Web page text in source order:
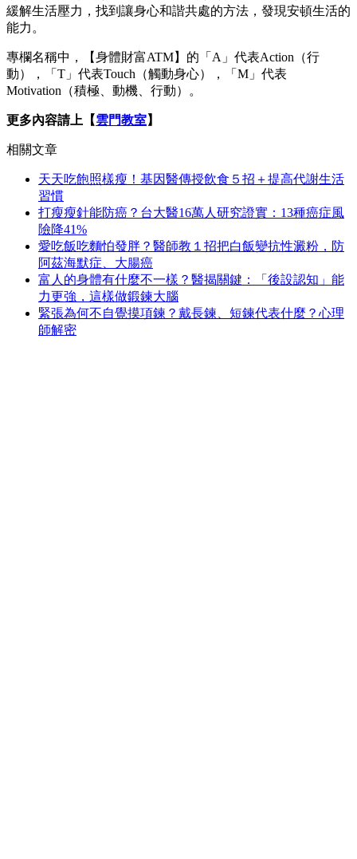
緩解生活壓力，找到讓身心和諧共處的方法，發現安頓生活的
能力。
專欄名稱中，【身體財富ATM】的「A」代表Action（行
動），「T」代表Touch（觸動身心），「M」代表
Motivation（積極、動機、行動）。
更多內容請上【雲門教室】
相關文章
天天吃飽照樣瘦！基因醫傳授飲食５招＋提高代謝生活
習慣
打瘦瘦針能防癌？台大醫16萬人研究證實：13種癌症風
險降41%
愛吃飯吃麵怕發胖？醫師教１招把白飯變抗性澱粉，防
阿茲海默症、大腸癌
富人的身體有什麼不一樣？醫揭關鍵：「後設認知」能
力更強，這樣做鍛鍊大腦
緊張為何不自覺摸項鍊？戴長鍊、短鍊代表什麼？心理
師解密